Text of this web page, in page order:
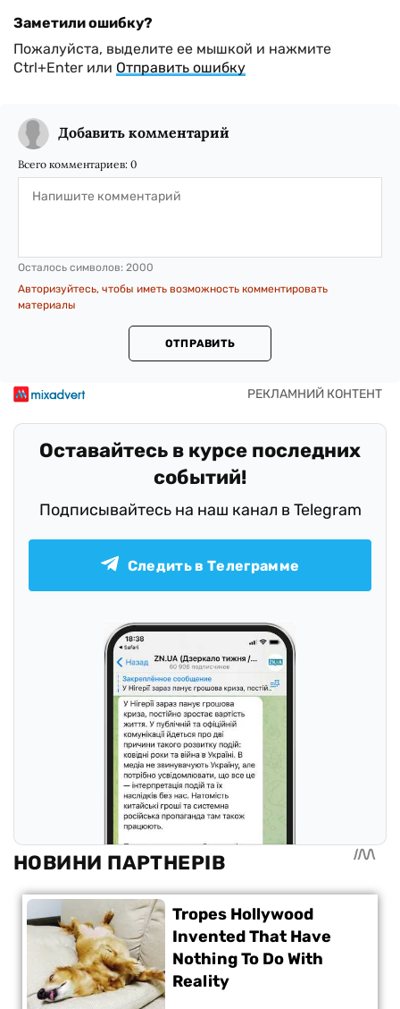
Заметили ошибку?
Пожалуйста, выделите ее мышкой и нажмите
Ctrl+Enter или Отправить ошибку
Добавить комментарий
Всего комментариев: 0
Осталось символов: 2000
Авторизуйтесь, чтобы иметь возможность комментировать
материалы
ОТПРАВИТЬ
Оставайтесь в курсе последних
событий!
Подписывайтесь на наш канал в Telegram
Следить в Телеграмме